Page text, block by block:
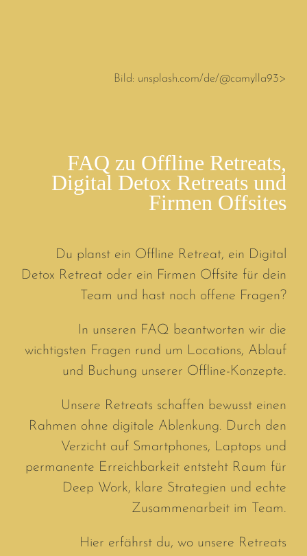
Bild: unsplash.com/de/@camylla93>
FAQ zu Offline Retreats,
Digital Detox Retreats und
Firmen Offsites
Du planst ein Offline Retreat, ein Digital
Detox Retreat oder ein Firmen Offsite für dein
Team und hast noch offene Fragen?
In unseren FAQ beantworten wir die
wichtigsten Fragen rund um Locations, Ablauf
und Buchung unserer Offline-Konzepte.
Unsere Retreats schaffen bewusst einen
Rahmen ohne digitale Ablenkung. Durch den
Verzicht auf Smartphones, Laptops und
permanente Erreichbarkeit entsteht Raum für
Deep Work, klare Strategien und echte
Zusammenarbeit im Team.
Hier erfährst du, wo unsere Retreats